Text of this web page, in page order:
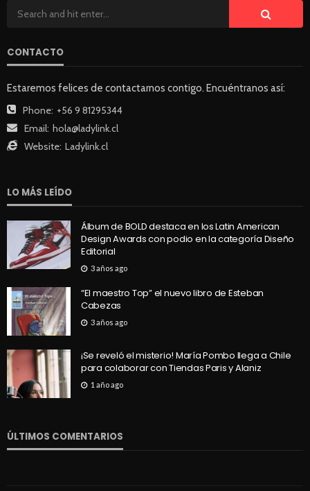
CONTACTO
Estaremos felices de contactarnos contigo. Encuéntranos así:
Phone: +56 9 81295344
Email: hola@ladylink.cl
Website: Ladylink.cl
LO MÁS LEÍDO
Álbum de BOLD destaca en los Latin American
Design Awards con podio en la categoría Diseño
Editorial
3 años ago
“El maestro Top” el nuevo libro de Esteban
Cabezas
3 años ago
¡Se reveló el misterio! María Pombo llega a Chile
para colaborar con Tiendas Paris y Alaniz
1 año ago
ÚLTIMOS COMENTARIOS